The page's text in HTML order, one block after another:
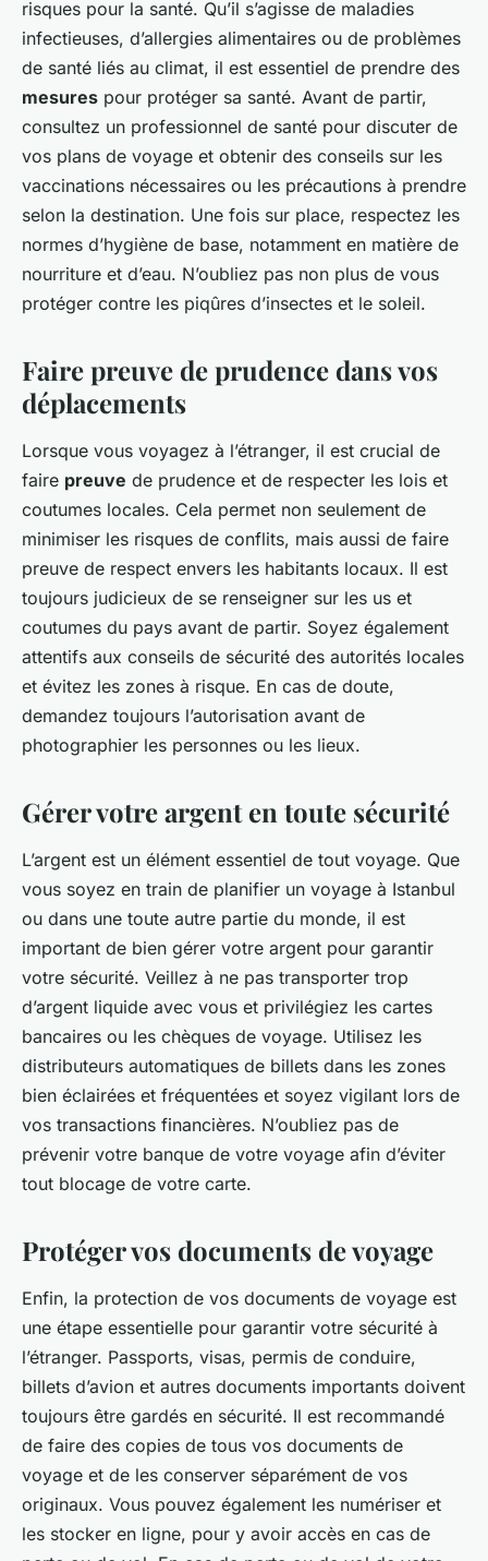
risques pour la santé. Qu’il s’agisse de maladies
infectieuses, d’allergies alimentaires ou de problèmes
de santé liés au climat, il est essentiel de prendre des
mesures pour protéger sa santé. Avant de partir,
consultez un professionnel de santé pour discuter de
vos plans de voyage et obtenir des conseils sur les
vaccinations nécessaires ou les précautions à prendre
selon la destination. Une fois sur place, respectez les
normes d’hygiène de base, notamment en matière de
nourriture et d’eau. N’oubliez pas non plus de vous
protéger contre les piqûres d’insectes et le soleil.
Faire preuve de prudence dans vos
déplacements
Lorsque vous voyagez à l’étranger, il est crucial de
faire preuve de prudence et de respecter les lois et
coutumes locales. Cela permet non seulement de
minimiser les risques de conflits, mais aussi de faire
preuve de respect envers les habitants locaux. Il est
toujours judicieux de se renseigner sur les us et
coutumes du pays avant de partir. Soyez également
attentifs aux conseils de sécurité des autorités locales
et évitez les zones à risque. En cas de doute,
demandez toujours l’autorisation avant de
photographier les personnes ou les lieux.
Gérer votre argent en toute sécurité
L’argent est un élément essentiel de tout voyage. Que
vous soyez en train de planifier un voyage à Istanbul
ou dans une toute autre partie du monde, il est
important de bien gérer votre argent pour garantir
votre sécurité. Veillez à ne pas transporter trop
d’argent liquide avec vous et privilégiez les cartes
bancaires ou les chèques de voyage. Utilisez les
distributeurs automatiques de billets dans les zones
bien éclairées et fréquentées et soyez vigilant lors de
vos transactions financières. N’oubliez pas de
prévenir votre banque de votre voyage afin d’éviter
tout blocage de votre carte.
Protéger vos documents de voyage
Enfin, la protection de vos documents de voyage est
une étape essentielle pour garantir votre sécurité à
l’étranger. Passports, visas, permis de conduire,
billets d’avion et autres documents importants doivent
toujours être gardés en sécurité. Il est recommandé
de faire des copies de tous vos documents de
voyage et de les conserver séparément de vos
originaux. Vous pouvez également les numériser et
les stocker en ligne, pour y avoir accès en cas de